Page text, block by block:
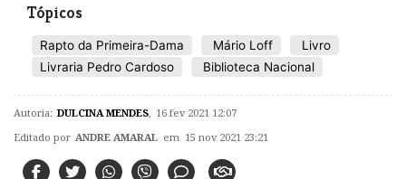
Tópicos
Rapto da Primeira-Dama Mário Loff
Livro
Livraria Pedro Cardoso
Biblioteca Nacional
Autoria: DULCINA MENDES 16 fev 2021 12:07
Editado por ANDRE AMARAL em 15 nov 2021 23:21